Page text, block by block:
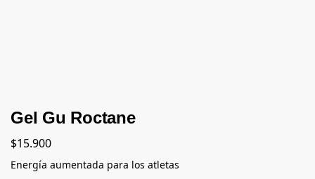
Gel Gu Roctane
$15.900
Energía aumentada para los atletas